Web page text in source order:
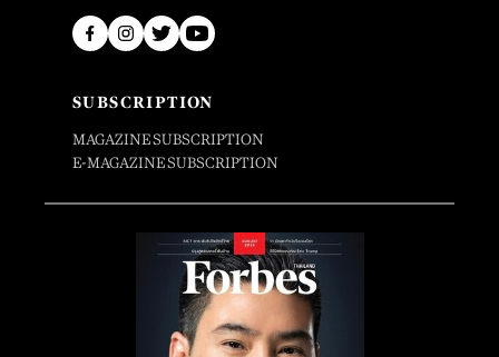
SUBSCRIPTION
MAGAZINE SUBSCRIPTION
E-MAGAZINE SUBSCRIPTION